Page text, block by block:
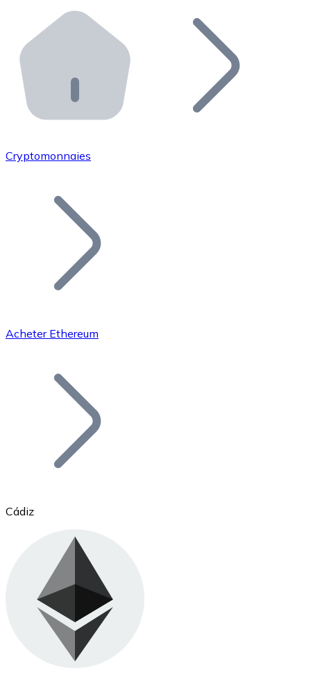
Distributeurs automatiques Bitnovo
Intégrez un ATM Bitnovo dans votre entreprise et
API Bitnovo
Intégrez notre API dans votre écosystème.
Rejoignez notre réseau de distributeurs et
Ajoutez le token de votre projet à notre service
Bitcoin
Ethereum
ETH
Cryptomonnaies
Acheter Ethereum
Cádiz